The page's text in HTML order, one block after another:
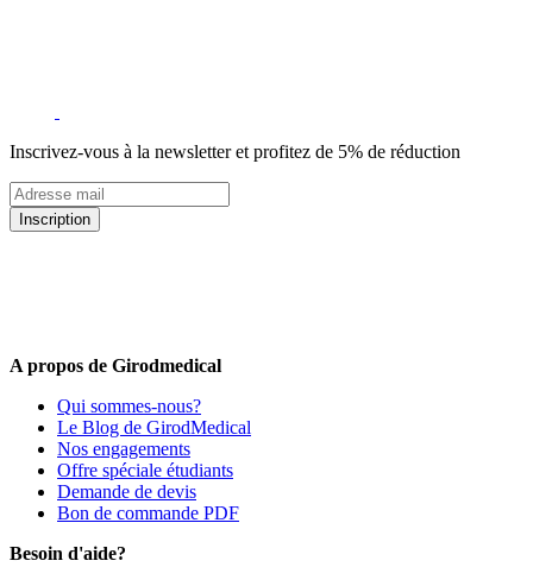
Inscrivez-vous à la newsletter et profitez de 5% de réduction
Inscription
A propos de Girodmedical
Qui sommes-nous?
Le Blog de GirodMedical
Nos engagements
Offre spéciale étudiants
Demande de devis
Bon de commande PDF
Besoin d'aide?